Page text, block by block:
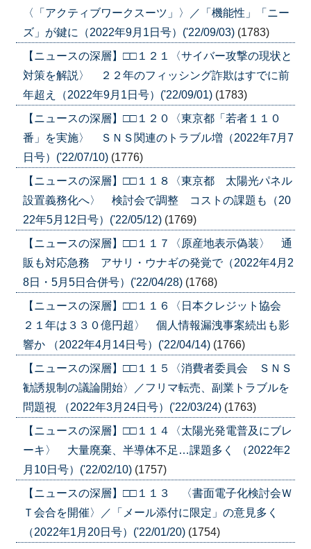
〈「アクティブワークスーツ」〉／「機能性」「ニー
ズ」が鍵に（2022年9月1日号）('22/09/03) (1783)
【ニュースの深層】□□１２１〈サイバー攻撃の現状と
対策を解説〉 ２２年のフィッシング詐欺はすでに前
年超え（2022年9月1日号）('22/09/01) (1783)
【ニュースの深層】□□１２０〈東京都「若者１１０
番」を実施〉 ＳＮＳ関連のトラブル増（2022年7月7
日号）('22/07/10) (1776)
【ニュースの深層】□□１１８〈東京都 太陽光パネル
設置義務化へ〉 検討会で調整 コストの課題も（20
22年5月12日号）('22/05/12) (1769)
【ニュースの深層】□□１１７〈原産地表示偽装〉 通
販も対応急務 アサリ・ウナギの発覚で（2022年4月2
8日・5月5日合併号）('22/04/28) (1768)
【ニュースの深層】□□１１６〈日本クレジット協会
２１年は３３０億円超〉 個人情報漏洩事案続出も影
響か （2022年4月14日号）('22/04/14) (1766)
【ニュースの深層】□□１１５〈消費者委員会 ＳＮＳ
勧誘規制の議論開始〉／フリマ転売、副業トラブルを
問題視 （2022年3月24日号）('22/03/24) (1763)
【ニュースの深層】□□１１４〈太陽光発電普及にブレ
ーキ〉 大量廃棄、半導体不足…課題多く （2022年2
月10日号）('22/02/10) (1757)
【ニュースの深層】□□１１３ 〈書面電子化検討会Ｗ
Ｔ会合を開催〉／「メール添付に限定」の意見多く
（2022年1月20日号）('22/01/20) (1754)